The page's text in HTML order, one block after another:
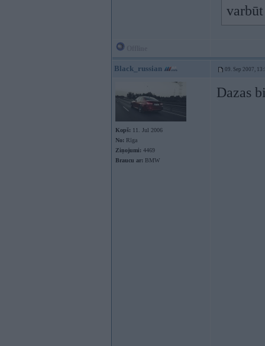
Black_russian 09. Sep 2007,
Kopš: 11. Jul 2006
No: Rīga
Ziņojumi: 4469
Braucu ar: BMW
Dazas